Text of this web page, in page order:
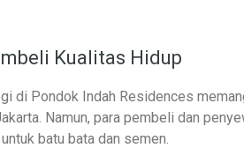
Kualitas Hidup
di Pondok Indah Residences
Namun, para pembeli dan
batu bata dan semen.